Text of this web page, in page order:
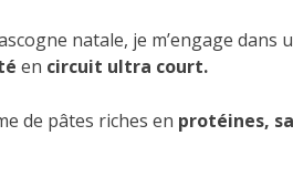
natale, je m’engage dans
en circuit ultra court.
de pâtes riches en protéines,